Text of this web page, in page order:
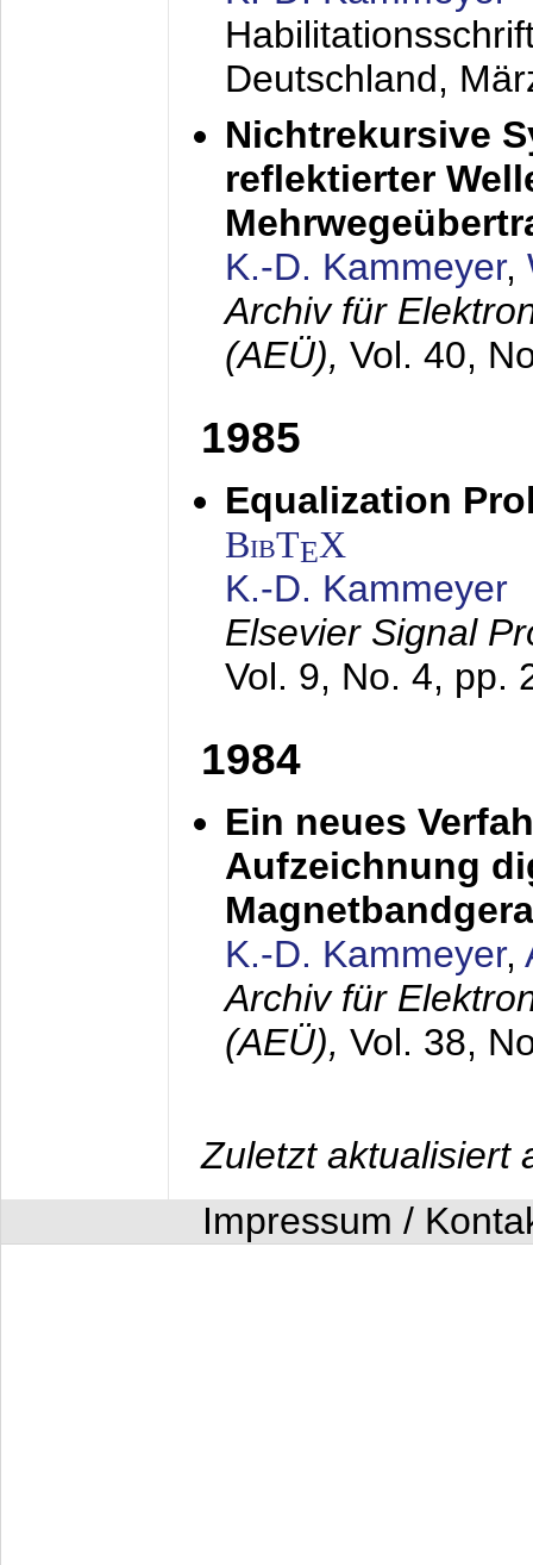
Deutschland,
Nichtrekursive
reflektierter
K.-D. Kammeyer,
Archiv für
(AEÜ), Vol. 40,
1985
Equalization
BibTEX
K.-D. Kammeyer
Elsevier Signal
Vol. 9, No. 4, pp.
1984
Ein neues
Aufzeichnung
K.-D. Kammeyer,
Archiv für
(AEÜ), Vol. 38,
Zuletzt aktualisiert
Impressum /